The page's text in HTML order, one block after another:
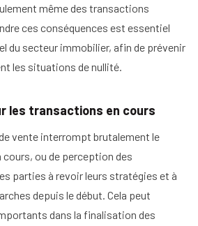
même des transactions
ces conséquences est essentiel
du secteur immobilier, afin de prévenir
les situations de nullité.
les transactions en cours
vente interrompt brutalement le
ou de perception des
parties à revoir leurs stratégies et à
depuis le début. Cela peut
dans la finalisation des